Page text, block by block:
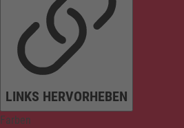
LINKS HERVORHEBEN
Farben